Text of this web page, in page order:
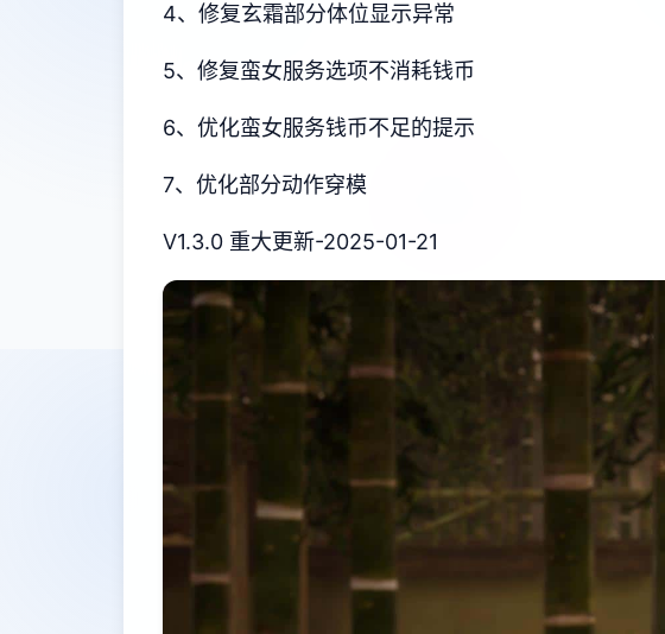
4、修复玄霜部分体位显示异常
5、修复蛮女服务选项不消耗钱币
6、优化蛮女服务钱币不足的提示
7、优化部分动作穿模
V1.3.0 重大更新-2025-01-21